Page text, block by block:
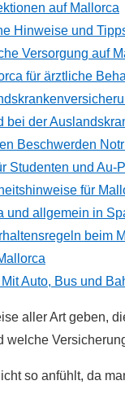
auf Mallorca
Hinweise und
Versorgung auf
für ärztliche
bei der
Beschwerden
Studenten und Au-
für
und allgemein in
beim
Auto, Bus und
aller Art geben,
so anfühlt, da